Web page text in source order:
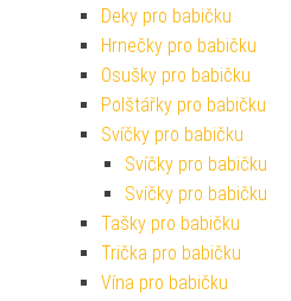
Deky pro babičku
Hrnečky pro babičku
Osušky pro babičku
Polštářky pro babičku
Svíčky pro babičku
Svíčky pro babičku
Svíčky pro babičku
Tašky pro babičku
Trička pro babičku
Vína pro babičku